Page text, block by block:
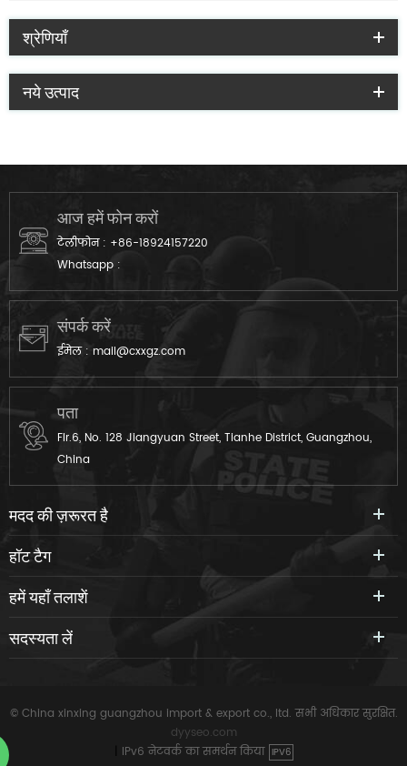
श्रेणियाँ
नये उत्पाद
आज हमें फोन करों
टेलीफोन : +86-18924157220
Whatsapp :
संपर्क करें
ईमेल : mail@cxxgz.com
पता
Flr.6, No. 128 Jiangyuan Street, Tianhe District, Guangzhou,
China
मदद की ज़रूरत है
हॉट टैग
हमें यहाँ तलाशें
सदस्यता लें
© China xinxing guangzhou import & export co., ltd. सभी अधिकार सुरक्षित.
dyyseo.com
IPv6 नेटवर्क का समर्थन किया IPV6